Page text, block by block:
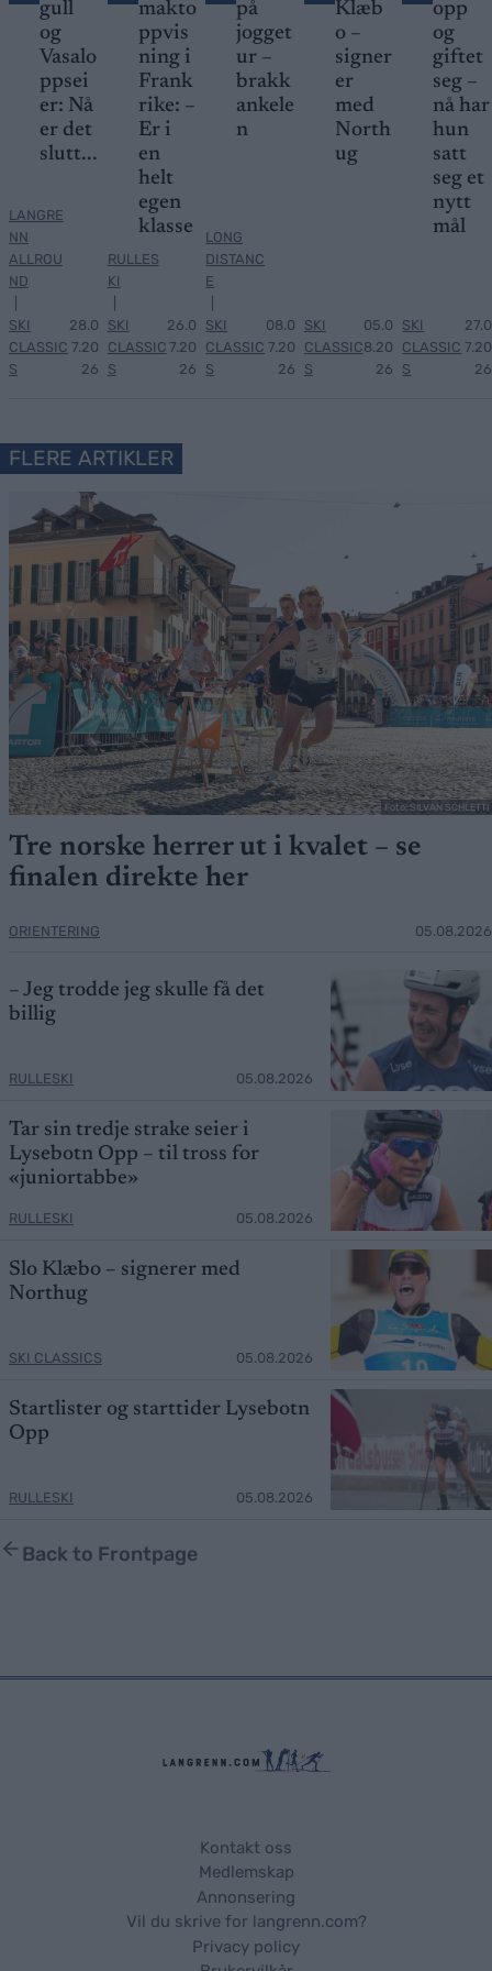
gull
og
Vasalo
ppsei
er: Nå
er det
slutt...
LANGRE
NN
ALLROU
ND
SKI
CLASSIC
S
28.0
7.20
26
makto
ppvis
ning i
Frank
rike: –
Er i
en
helt
egen
klasse
RULLES
KI
SKI
CLASSIC
S
26.0
7.20
26
på
jogget
ur –
brakk
ankele
n
LONG
DISTANC
E
SKI
CLASSIC
S
08.0
7.20
26
Klæb
o –
signer
er
med
North
ug
SKI
CLASSIC
S
05.0
8.20
26
opp
og
giftet
seg –
nå har
hun
satt
seg et
nytt
mål
SKI
CLASSIC
S
27.0
7.20
26
FLERE ARTIKLER
Foto: SILVAN SCHLETTI
Tre norske herrer ut i kvalet – se
finalen direkte her
ORIENTERING 05.08.2026
– Jeg trodde jeg skulle få det
billig
RULLESKI 05.08.2026
Tar sin tredje strake seier i
Lysebotn Opp – til tross for
«juniortabbe»
RULLESKI 05.08.2026
Slo Klæbo – signerer med
Northug
SKI CLASSICS 05.08.2026
Startlister og starttider Lysebotn
Opp
RULLESKI 05.08.2026
Back to Frontpage
Kontakt oss
Medlemskap
Annonsering
Vil du skrive for langrenn.com?
Privacy policy